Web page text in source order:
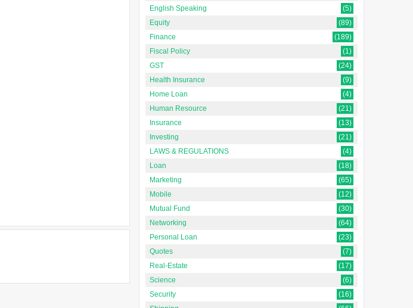
English Speaking
(5)
Equity
(89)
Finance
(189)
Fiscal Policy
(1)
GST
(24)
Health Insurance
(9)
Home Loan
(4)
Human Resource
(21)
Insurance
(13)
Investing
(21)
LAWS & REGULATIONS
(4)
Loan
(18)
Marketing
(65)
Mobile
(12)
Mutual Fund
(30)
Networking
(64)
Personal Loan
(23)
Quotes
(7)
Real-Estate
(17)
Science
(6)
Security
(16)